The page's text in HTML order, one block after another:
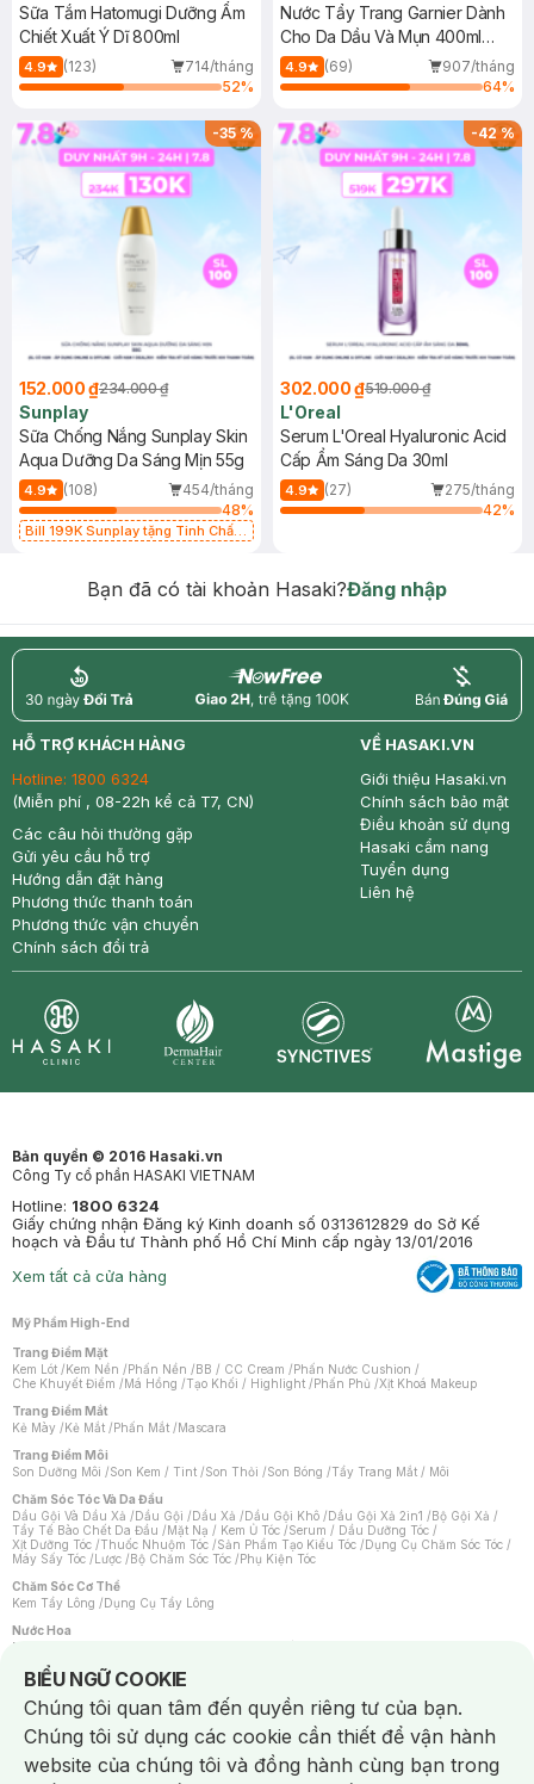
Sữa Tắm Hatomugi Dưỡng Ẩm
Chiết Xuất Ý Dĩ 800ml
4.9 (123)
714/tháng
52%
Nước Tẩy Trang Garnier Dành
Cho Da Dầu Và Mụn 400ml
(Mới)
4.9 (69)
907/tháng
64%
-35%
152.000 ₫234.000 ₫
Sunplay
Sữa Chống Nắng Sunplay Skin
Aqua Dưỡng Da Sáng Mịn 55g
4.9 (108)
454/tháng
48%
Bill 199K Sunplay tặng Tinh Chất
-42%
302.000 ₫519.000 ₫
L'Oreal
Serum L'Oreal Hyaluronic Acid
Cấp Ẩm Sáng Da 30ml
4.9 (27)
275/tháng
42%
Bạn đã có tài khoản Hasaki?Đăng nhập
return nowfree price
HỖ TRỢ KHÁCH HÀNG
Hotline: 1800 6324
(Miễn phí , 08-22h kể cả T7, CN)
Các câu hỏi thường gặp
Gửi yêu cầu hỗ trợ
Hướng dẫn đặt hàng
Phương thức thanh toán
Phương thức vận chuyển
Chính sách đổi trả
VỀ HASAKI.VN
Giới thiệu Hasaki.vn
Chính sách bảo mật
Điều khoản sử dụng
Hasaki cẩm nang
Tuyển dụng
Liên hệ
Bản quyền © 2016 Hasaki.vn
Công Ty cổ phần HASAKI VIETNAM
Hotline: 1800 6324
Giấy chứng nhận Đăng ký Kinh doanh số 0313612829 do Sở Kế
hoạch và Đầu tư Thành phố Hồ Chí Minh cấp ngày 13/01/2016
Xem tất cả cửa hàng
Mỹ Phẩm High-End
Trang Điểm Mặt
Kem Lót /Kem Nền /Phấn Nền /BB / CC Cream /Phấn Nước Cushion /
Che Khuyết Điểm /Má Hồng /Tạo Khối / Highlight /Phấn Phủ /Xịt Khoá Makeup
Trang Điểm Mắt
Kẻ Mày /Kẻ Mắt /Phấn Mắt /Mascara
Trang Điểm Môi
Son Dưỡng Môi /Son Kem / Tint /Son Thỏi /Son Bóng /Tẩy Trang Mắt / Môi
Chăm Sóc Tóc Và Da Đầu
Dầu Gội Và Dầu Xả /Dầu Gội /Dầu Xả /Dầu Gội Khô /Dầu Gội Xả 2in1 /Bộ Gội Xả /
Tẩy Tế Bào Chết Da Đầu /Mặt Nạ / Kem Ủ Tóc /Serum / Dầu Dưỡng Tóc /
Xịt Dưỡng Tóc /Thuốc Nhuộm Tóc /Sản Phẩm Tạo Kiểu Tóc /Dụng Cụ Chăm Sóc Tóc /
Máy Sấy Tóc /Lược /Bộ Chăm Sóc Tóc /Phụ Kiện Tóc
Chăm Sóc Cơ Thể
Kem Tẩy Lông /Dụng Cụ Tẩy Lông
Nước Hoa
Nước Hoa Nữ
Chăm Sóc Cá Nhân
Chống Muỗi /Khẩu Trang /Máy Massage/Mặt Nạ Xông Hơi /Nước Rửa Tay/
Sản Phẩm Chăm Sóc Khác /Bàn Chải Đánh Răng /Bàn Chải Điện/
Hỗ Trợ Trắng Răng/Kem Đánh Răng /Máy Tăm Nước/ Nước Súc Miệng/
Tăm / Chỉ Nha Khoa/ Xịt Thơm Miệng / Dung Dịch Vệ Sinh/Dưỡng Vùng Kín/
Khăn Ướt Vệ Sinh Vùng Kín/Băng Vệ Sinh/Tampon/Bọt Cạo Râu /Dao Cạo Râu/
Máy Cạo Râu
BIỂU NGỮ COOKIE
Notice about cookies usage
Chúng tôi quan tâm đến quyền riêng tư của bạn.
Chúng tôi sử dụng các cookie cần thiết để vận hành
website của chúng tôi và đồng hành cùng bạn trong